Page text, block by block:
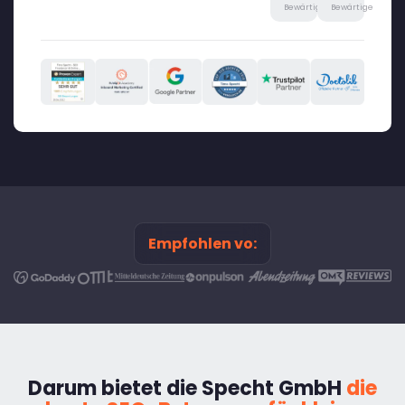
Bewärtige
Bewärtige
Empfohlen vo:
Darum bietet die Specht GmbH die